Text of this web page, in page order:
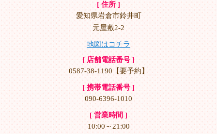
[ 住所 ]
愛知県岩倉市鈴井町
元屋敷2-2
地図はコチラ
[ 店舗電話番号 ]
0587-38-1190【要予約】
[ 携帯電話番号 ]
090-6396-1010
[ 営業時間 ]
10:00～21:00